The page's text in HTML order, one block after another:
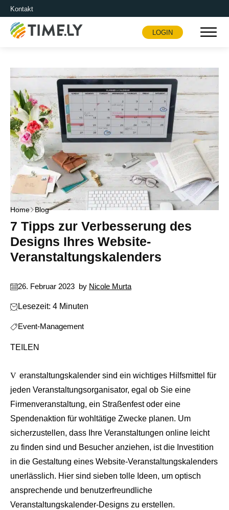
Kontakt
Timely
LOGIN
Home Blog
7 Tipps zur Verbesserung des
Designs Ihres Website-
Veranstaltungskalenders
26. Februar 2023 by Nicole Murta
Lesezeit: 4 Minuten
Event-Management
TEILEN
Veranstaltungskalender sind ein wichtiges Hilfsmittel für
jeden Veranstaltungsorganisator, egal ob Sie eine
Firmenveranstaltung, ein Straßenfest oder eine
Spendenaktion für wohltätige Zwecke planen. Um
sicherzustellen, dass Ihre Veranstaltungen online leicht
zu finden sind und Besucher anziehen, ist die Investition
in die Gestaltung eines Website-Veranstaltungskalenders
unerlässlich. Hier sind sieben tolle Ideen, um optisch
ansprechende und benutzerfreundliche
Veranstaltungskalender-Designs zu erstellen.